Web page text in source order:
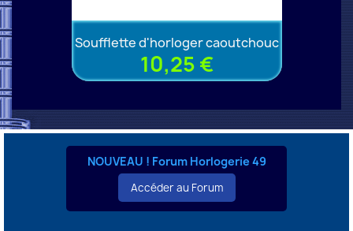
Soufflette d'horloger caoutchouc
10,25 €
NOUVEAU ! Forum Horlogerie 49
Accéder au Forum